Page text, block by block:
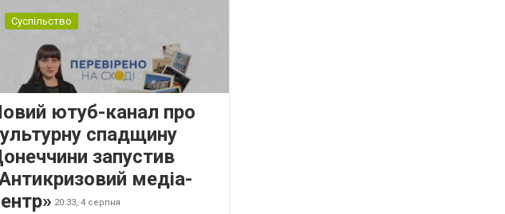
Суспільство
ютуб-канал про
спадщину
запустив
медіа-
20:33, 4 серпня